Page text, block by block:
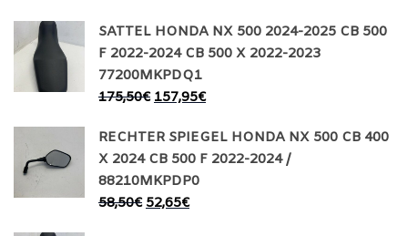
SATTEL HONDA NX 500 2024-2025 CB 500
F 2022-2024 CB 500 X 2022-2023
77200MKPDQ1
175,50€ 157,95€
RECHTER SPIEGEL HONDA NX 500 CB 400
X 2024 CB 500 F 2022-2024 /
88210MKPDP0
58,50€ 52,65€